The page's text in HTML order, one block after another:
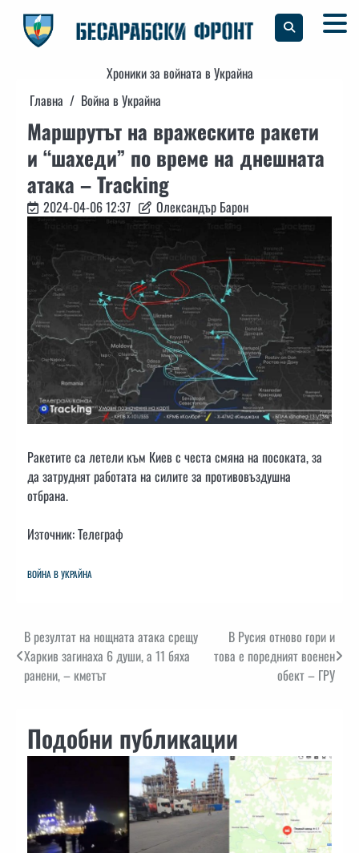
content
Хроники за войната в Украйна
Главна
Война в Украйна
Маршрутът на вражеските ракети
и “шахеди” по време на днешната
атака – Tracking
2024-04-06 12:37 Олександър Барон
Ракетите са летели към Киев с честа смяна на посоката, за
да затруднят работата на силите за противовъздушна
отбрана.
Източник: Телеграф
ВОЙНА В УКРАЙНА
Навигация
В резултат на нощната атака срещу
Харкив загинаха 6 души, а 11 бяха
ранени, – кметът
В Русия отново гори и
това е поредният военен
обект – ГРУ
Подобни публикации